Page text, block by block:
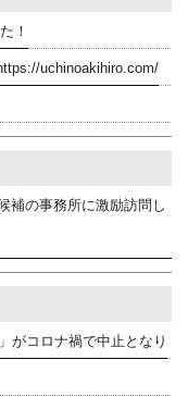
！
uchinoakihiro.com/
補の事務所に激励訪問し
がコロナ禍で中止となり